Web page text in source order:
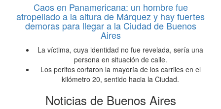
Caos en Panamericana: un hombre fue
atropellado a la altura de Márquez y hay fuertes
demoras para llegar a la Ciudad de Buenos
Aires
La víctima, cuya identidad no fue revelada, sería una
persona en situación de calle.
Los peritos cortaron la mayoría de los carriles en el
kilómetro 20, sentido hacia la Ciudad.
Noticias de Buenos Aires